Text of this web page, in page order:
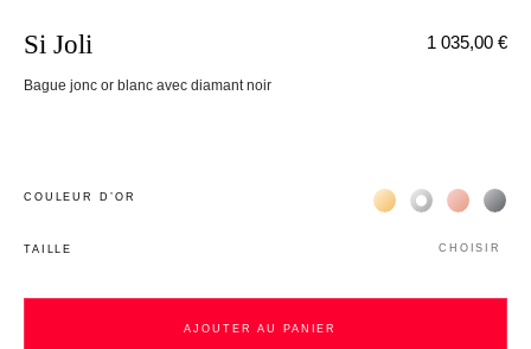
Si Joli
Bague jonc or blanc avec diamant noir
1 035,00 €
COULEUR D’OR Жёлтое золото 18К
Белое золото
Розовое
TAILLE CHOISIR
AJOUTER AU PANIER